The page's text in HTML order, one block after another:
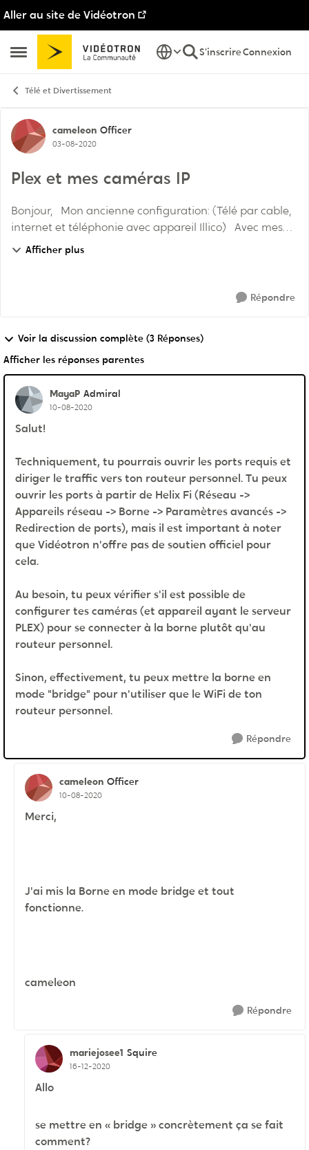
Aller au site de Vidéotron
Ouvrir Menu Latéral
Passer au contenu
S'inscrireConnexion
Télé et Divertissement
Discussion de forum
cameleon Officer
03-08-2020
Plex et mes caméras IP
Bonjour, Mon ancienne configuration: (Télé par cable,
internet et téléphonie avec appareil Illico) Avec mes
anciens récepteurs Illico je n'avais pas de problèmes,
Afficher plus
Répondre
Voir la discussion complète (3 Réponses)
Afficher les réponses parentes
MayaP Admiral
10-08-2020
Salut!
Techniquement, tu pourrais ouvrir les ports requis et
diriger le traffic vers ton routeur personnel. Tu peux
ouvrir les ports à partir de Helix Fi (Réseau ->
Appareils réseau -> Borne -> Paramètres avancés ->
Redirection de ports), mais il est important à noter
que Vidéotron n'offre pas de soutien officiel pour
cela.
Au besoin, tu peux vérifier s'il est possible de
configurer tes caméras (et appareil ayant le serveur
PLEX) pour se connecter à la borne plutôt qu'au
routeur personnel.
Sinon, effectivement, tu peux mettre la borne en
mode "bridge" pour n'utiliser que le WiFi de ton
routeur personnel.
Répondre
cameleon Officer
10-08-2020
Merci,
J'ai mis la Borne en mode bridge et tout
fonctionne.
cameleon
Répondre
mariejosee1 Squire
16-12-2020
Allo
se mettre en « bridge » concrètement ça se fait
comment?